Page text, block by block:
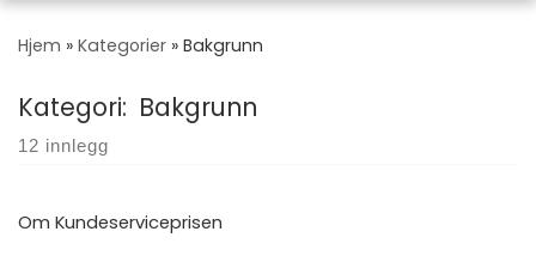
Hjem » Kategorier » Bakgrunn
Kategori: Bakgrunn
12 innlegg
Om Kundeserviceprisen